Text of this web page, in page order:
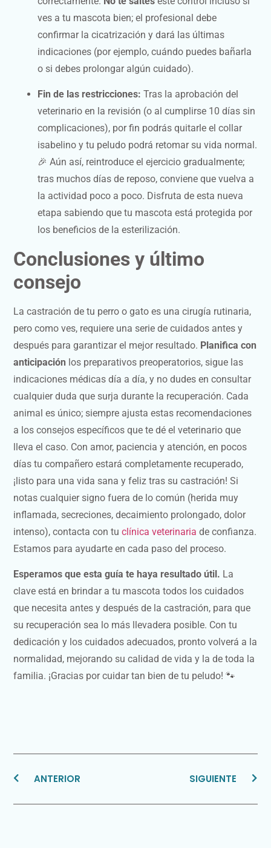
ves a tu mascota bien; el profesional debe
confirmar la cicatrización y dará las últimas
indicaciones (por ejemplo, cuándo puedes bañarla
o si debes prolongar algún cuidado).
Fin de las restricciones: Tras la aprobación del
veterinario en la revisión (o al cumplirse 10 días sin
complicaciones), por fin podrás quitarle el collar
isabelino y tu peludo podrá retomar su vida normal.
🎉 Aún así, reintroduce el ejercicio gradualmente;
tras muchos días de reposo, conviene que vuelva a
la actividad poco a poco. Disfruta de esta nueva
etapa sabiendo que tu mascota está protegida por
los beneficios de la esterilización.
Conclusiones y último
consejo
La castración de tu perro o gato es una cirugía rutinaria,
pero como ves, requiere una serie de cuidados antes y
después para garantizar el mejor resultado. Planifica con
anticipación los preparativos preoperatorios, sigue las
indicaciones médicas día a día, y no dudes en consultar
cualquier duda que surja durante la recuperación. Cada
animal es único; siempre ajusta estas recomendaciones
a los consejos específicos que te dé el veterinario que
lleva el caso. Con amor, paciencia y atención, en pocos
días tu compañero estará completamente recuperado,
¡listo para una vida sana y feliz tras su castración! Si
notas cualquier signo fuera de lo común (herida muy
inflamada, secreciones, decaimiento prolongado, dolor
intenso), contacta con tuclínica veterinaria de confianza.
Estamos para ayudarte en cada paso del proceso.
Esperamos que esta guía te haya resultado útil. La
clave está en brindar a tu mascota todos los cuidados
que necesita antes y después de la castración, para que
su recuperación sea lo más llevadera posible. Con tu
dedicación y los cuidados adecuados, pronto volverá a la
normalidad, mejorando su calidad de vida y la de toda la
familia. ¡Gracias por cuidar tan bien de tu peludo! 🐾
ANTERIOR SIGUIENTE